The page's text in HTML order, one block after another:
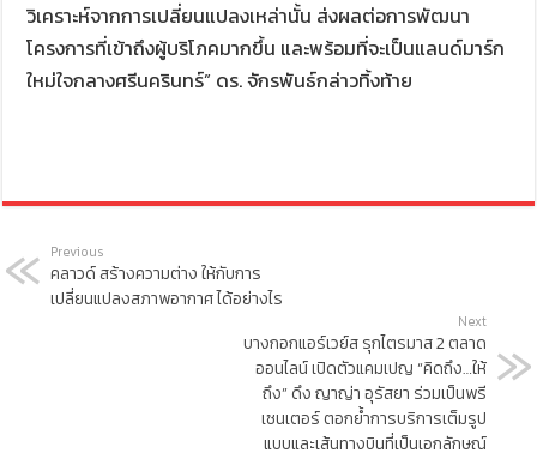
วิเคราะห์จากการเปลี่ยนแปลงเหล่านั้น ส่งผลต่อการพัฒนา
โครงการที่เข้าถึงผู้บริโภคมากขึ้น และพร้อมที่จะเป็นแลนด์มาร์ก
ใหม่ใจกลางศรีนครินทร์” ดร. จักรพันธ์กล่าวทิ้งท้าย
Previous
คลาวด์ สร้างความต่าง ให้กับการ
เปลี่ยนแปลงสภาพอากาศ ได้อย่างไร
Next
บางกอกแอร์เวย์ส รุกไตรมาส 2 ตลาด
ออนไลน์ เปิดตัวแคมเปญ “คิดถึง…ให้
ถึง” ดึง ญาญ่า อุรัสยา ร่วมเป็นพรี
เซนเตอร์ ตอกย้ำการบริการเต็มรูป
แบบและเส้นทางบินที่เป็นเอกลักษณ์